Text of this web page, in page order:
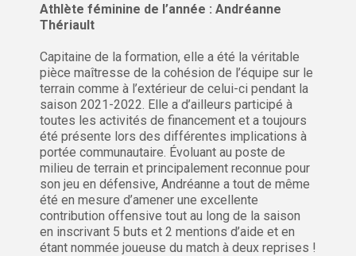
Athlète féminine de l’année : Andréanne
Thériault
Capitaine de la formation, elle a été la véritable
pièce maîtresse de la cohésion de l’équipe sur le
terrain comme à l’extérieur de celui-ci pendant la
saison 2021-2022. Elle a d’ailleurs participé à
toutes les activités de financement et a toujours
été présente lors des différentes implications à
portée communautaire. Évoluant au poste de
milieu de terrain et principalement reconnue pour
son jeu en défensive, Andréanne a tout de même
été en mesure d’amener une excellente
contribution offensive tout au long de la saison
en inscrivant 5 buts et 2 mentions d’aide et en
étant nommée joueuse du match à deux reprises !